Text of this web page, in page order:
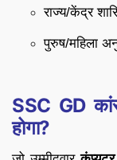
राज्य/केंद्र
पुरुष/महिला
SSC GD
होगा?